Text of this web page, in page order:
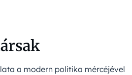
a modern politika mércéjével